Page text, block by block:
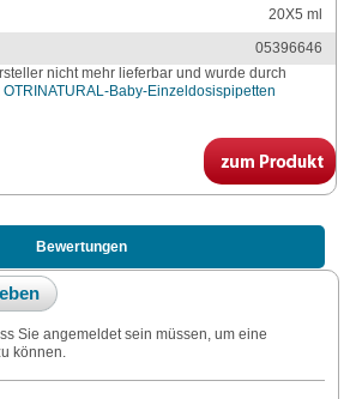
20X5ml
05396646
nicht mehr lieferbar und wurde durch
OTRINATURAL-Baby-Einzeldosispipetten
Bewertungen
Sie angemeldet sein müssen, um eine
können.